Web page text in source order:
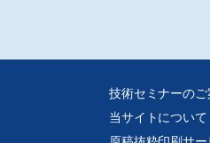
技術セミナーのご
当サイトについて